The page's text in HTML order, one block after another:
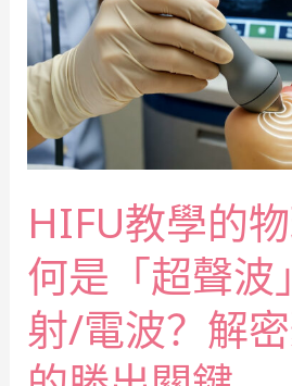
HIFU教學的
何是「超聲波
射/電波？解